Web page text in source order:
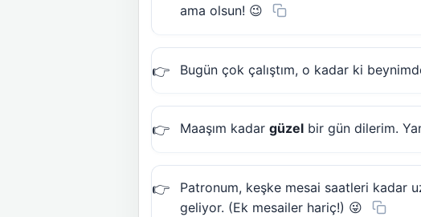
ama olsun! 😉
Bugün çok çalıştım, o kadar ki
Maaşım kadar güzel bir gün dilerim.
Patronum, keşke mesai saatleri kadar
geliyor. (Ek mesailer hariç!) 😜